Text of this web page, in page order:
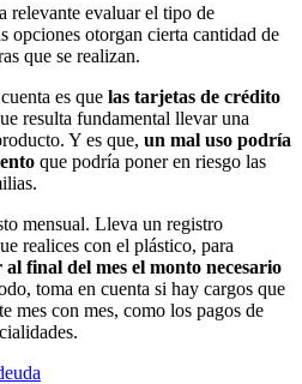
relevante evaluar el tipo de
opciones otorgan cierta cantidad de
que se realizan.
es que las tarjetas de crédito
resulta fundamental llevar una
Y es que, un mal uso podría
que podría poner en riesgo las
mensual. Lleva un registro
realices con el plástico, para
final del mes el monto necesario
toma en cuenta si hay cargos que
mes con mes, como los pagos de